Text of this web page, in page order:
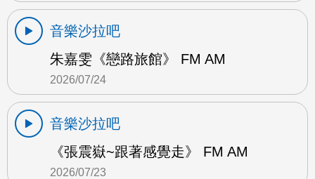
音樂沙拉吧
朱嘉雯《戀路旅館》 FM AM
2026/07/24
音樂沙拉吧
《張震嶽~跟著感覺走》 FM AM
2026/07/23